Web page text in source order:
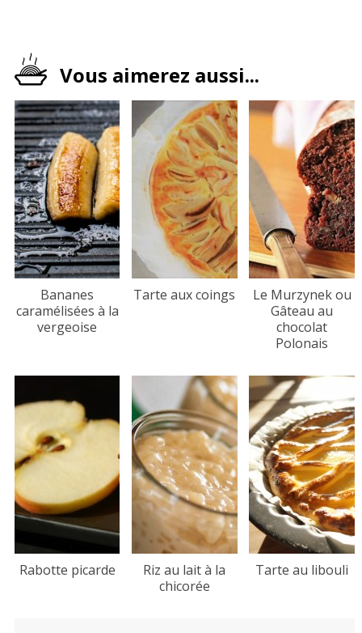
Vous aimerez aussi...
Bananes
caramélisées à la
vergeoise
Tarte aux coings
Le Murzynek ou
Gâteau au
chocolat
Polonais
Rabotte picarde
Riz au lait à la
chicorée
Tarte au libouli